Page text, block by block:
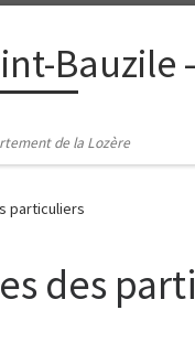
Bauzile
de la Lozère
particuliers
des